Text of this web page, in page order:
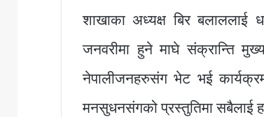
शाखाका अध्यक्ष बिर
जनवरीमा हुने माघे संक्रान्ति
नेपालीजनहरुसंग भेट भई
मनसुधनसंगको प्रस्तुतिमा सबैलाई